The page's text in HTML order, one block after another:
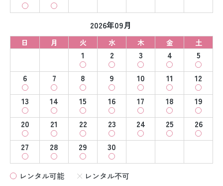
2026年09月
日 月 火 水 木 金 土
1 2 3 4
5
6
7 8 9 10 11
12
13
14 15 16 17 18
19
20
21 22 23 24 25
26
27
28 29 30
レンタル可能 レンタル不可